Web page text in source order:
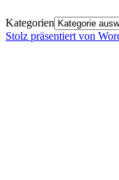
Kategorien
Stolz präsentiert von